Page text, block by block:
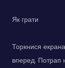
Як грати
Торкнися
вперед. Потрап